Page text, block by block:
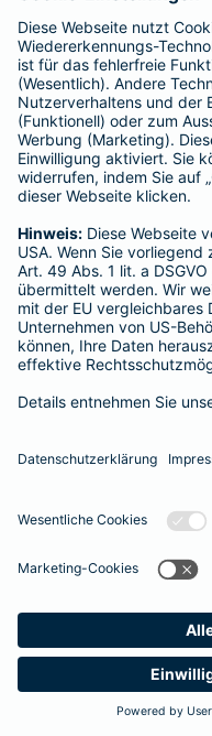
Suche
Direktabrechnung. Die
Anbieter und uns
Für mehr Infos zu den
365
365